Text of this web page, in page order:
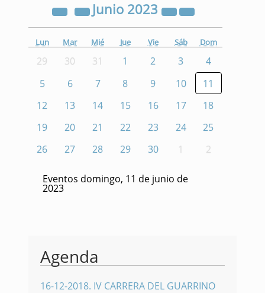
Junio 2023
Lun Mar Mié Jue Vie Sáb Dom
29 30 31 1 2 3
4
5
6 7 8 9 10
11
12
13 14 15 16 17
18
19
20 21 22 23 24
25
26
27 28 29 30 1 2
Eventos domingo, 11 de junio de
2023
Agenda
16-12-2018. IV CARRERA DEL GUARRINO